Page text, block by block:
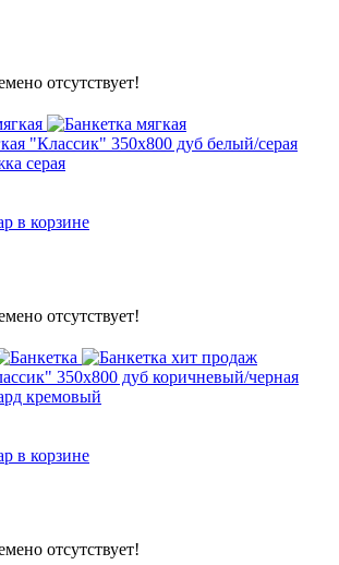
отсутствует!
"Классик" 350х800 дуб белый/серая
серая
в корзине
отсутствует!
хит продаж
350х800 дуб коричневый/черная
кремовый
в корзине
отсутствует!